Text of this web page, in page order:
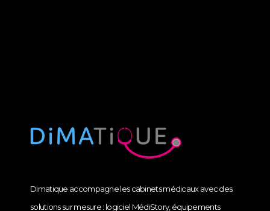
Dimatique accompagne les cabinets médicaux avec des
solutions sur mesure : logiciel MédiStory, équipements